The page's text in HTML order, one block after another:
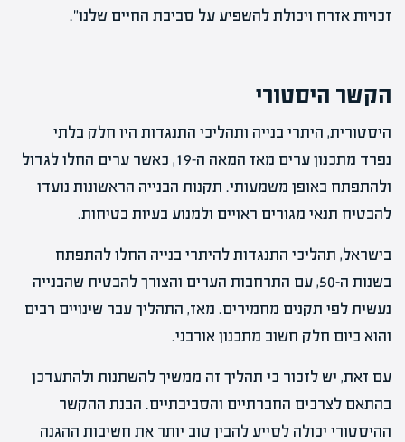
זכויות אזרח ויכולת להשפיע על סביבת החיים שלנו".
הקשר היסטורי
היסטורית, היתרי בנייה ותהליכי התנגדות היו חלק בלתי
נפרד מתכנון ערים מאז המאה ה-19, כאשר ערים החלו לגדול
ולהתפתח באופן משמעותי. תקנות הבנייה הראשונות נועדו
להבטיח תנאי מגורים ראויים ולמנוע בעיות בטיחות.
בישראל, תהליכי התנגדות להיתרי בנייה החלו להתפתח
בשנות ה-50, עם התרחבות הערים והצורך להבטיח שהבנייה
נעשית לפי תקנים מחמירים. מאז, התהליך עבר שינויים רבים
והוא כיום חלק חשוב מתכנון אורבני.
עם זאת, יש לזכור כי תהליך זה ממשיך להשתנות ולהתעדכן
בהתאם לצרכים החברתיים והסביבתיים. הבנת ההקשר
ההיסטורי יכולה לסייע להבין טוב יותר את חשיבות ההגנה